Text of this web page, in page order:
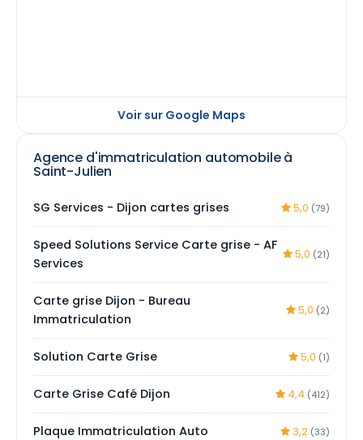
Voir sur Google Maps
Agence d'immatriculation automobile à
Saint-Julien
SG Services - Dijon cartes grises 5,0 (79)
Speed Solutions Service Carte grise - AF
Services
5,0 (21)
Carte grise Dijon - Bureau
Immatriculation
5,0 (2)
Solution Carte Grise 5,0 (1)
Carte Grise Café Dijon 4,4 (412)
Plaque Immatriculation Auto 3,2 (33)